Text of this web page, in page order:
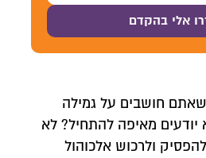
חושבים על גמילה
יודעים מאיפה להתחיל? לא
ולרכוש אלכוהול